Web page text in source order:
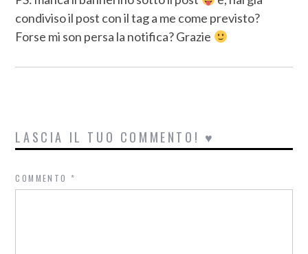
condiviso il post con il tag a me come previsto?
Forse mi son persa la notifica? Grazie
LASCIA IL TUO COMMENTO! ♥
COMMENTO*